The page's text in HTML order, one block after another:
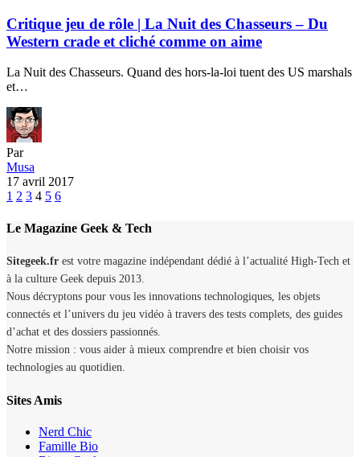
Critique jeu de rôle | La Nuit des Chasseurs – Du
Western crade et cliché comme on aime
La Nuit des Chasseurs. Quand des hors-la-loi tuent des US marshals
et…
Par
Musa
17 avril 2017
1 2 3 4 5 6
Le Magazine Geek & Tech
Sitegeek.fr est votre magazine indépendant dédié à l’actualité High-Tech et
à la culture Geek depuis 2013.
Nous décryptons pour vous les innovations technologiques, les objets
connectés et l’univers du jeu vidéo à travers des tests complets, des guides
d’achat et des dossiers passionnés.
Notre mission : vous aider à mieux comprendre et bien choisir vos
technologies au quotidien.
Sites Amis
Nerd Chic
Famille Bio